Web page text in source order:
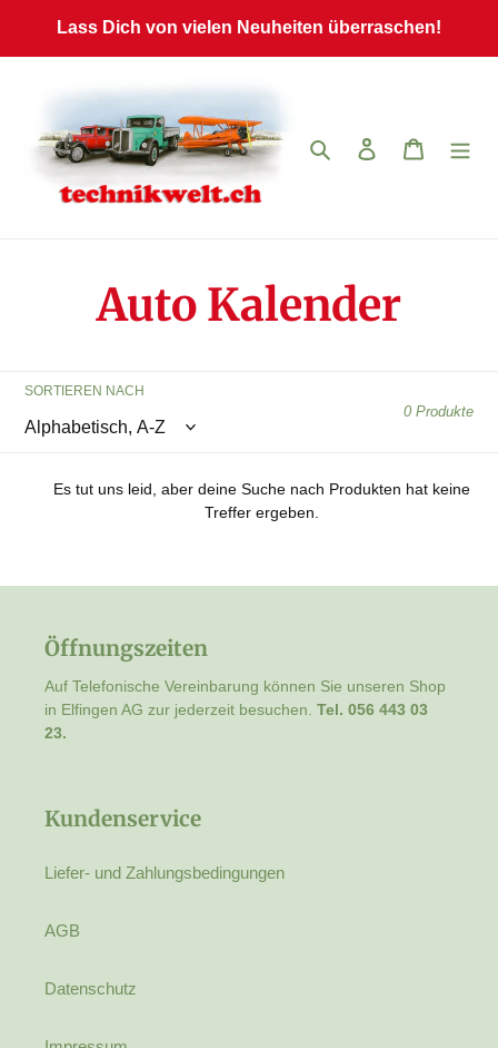
Inhalt
Lass Dich von vielen Neuheiten überraschen!
Suchen Einloggen
K
t
o
i
e
Auto Kalender
SORTIEREN NACH
0 Produkte
Es tut uns leid, aber deine Suche nach Produkten hat keine
Treffer ergeben.
Öffnungszeiten
Auf Telefonische Vereinbarung können Sie unseren Shop
in Elfingen AG zur jederzeit besuchen. Tel. 056 443 03
23.
Kundenservice
Liefer- und Zahlungsbedingungen
AGB
Datenschutz